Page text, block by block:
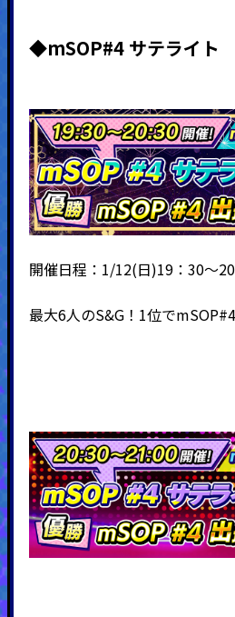
◆mSOP#4 サテライト
開催日程：1/12(日)19：30～
最大6人のS&G！1位で